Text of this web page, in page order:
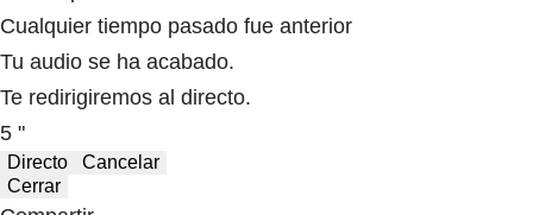
Cualquier tiempo pasado fue anterior
Tu audio se ha acabado.
Te redirigiremos al directo.
5 "
Directo
Cancelar
Cerrar